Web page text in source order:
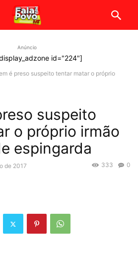
Anúncio
id="224"]
é preso suspeito tentar matar o próprio
suspeito
o próprio irmão
espingarda
de 2017 0
333